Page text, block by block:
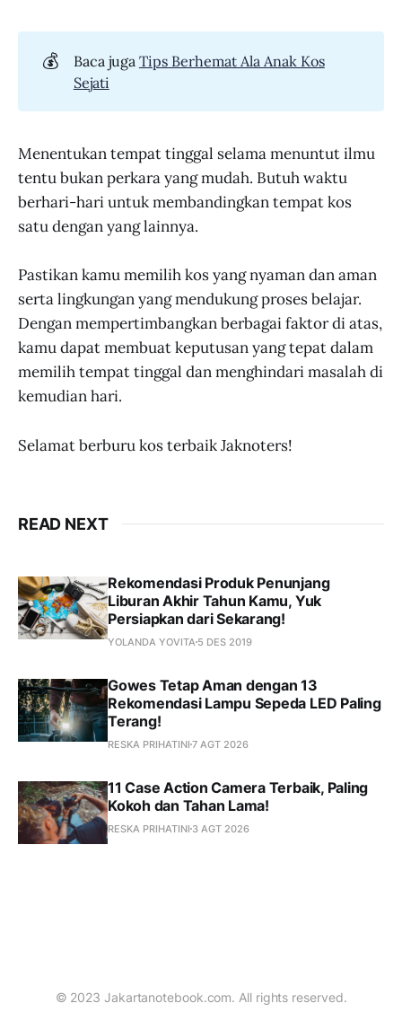
💰 Baca juga Tips Berhemat Ala Anak Kos
Sejati
Menentukan tempat tinggal selama menuntut ilmu
tentu bukan perkara yang mudah. Butuh waktu
berhari-hari untuk membandingkan tempat kos
satu dengan yang lainnya.
Pastikan kamu memilih kos yang nyaman dan aman
serta lingkungan yang mendukung proses belajar.
Dengan mempertimbangkan berbagai faktor di atas,
kamu dapat membuat keputusan yang tepat dalam
memilih tempat tinggal dan menghindari masalah di
kemudian hari.
Selamat berburu kos terbaik Jaknoters!
READ NEXT
Rekomendasi Produk Penunjang
Liburan Akhir Tahun Kamu, Yuk
Persiapkan dari Sekarang!
YOLANDA YOVITA 5 DES 2019
Gowes Tetap Aman dengan 13
Rekomendasi Lampu Sepeda LED Paling
Terang!
RESKA PRIHATINI 7 AGT 2026
11 Case Action Camera Terbaik, Paling
Kokoh dan Tahan Lama!
RESKA PRIHATINI 3 AGT 2026
© 2023 Jakartanotebook.com. All rights reserved.